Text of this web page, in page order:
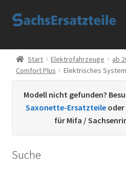
Zur
Zum
Start
AGB
Datenschutzerklärung
Kontakt
Start Elektrofahrzeuge ab
Comfort Plus
Elektrisches System
Modell nicht gefunden?
Saxonette-Ersatzteile oder
für Mifa /
Suche